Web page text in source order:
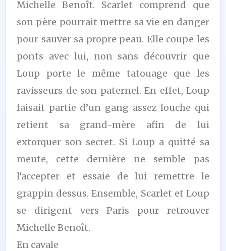
Michelle Benoît. Scarlet comprend que
son père pourrait mettre sa vie en danger
pour sauver sa propre peau. Elle coupe les
ponts avec lui, non sans découvrir que
Loup porte le même tatouage que les
ravisseurs de son paternel. En effet, Loup
faisait partie d’un gang assez louche qui
retient sa grand-mère afin de lui
extorquer son secret. Si Loup a quitté sa
meute, cette dernière ne semble pas
l’accepter et essaie de lui remettre le
grappin dessus. Ensemble, Scarlet et Loup
se dirigent vers Paris pour retrouver
Michelle Benoît.
En cavale